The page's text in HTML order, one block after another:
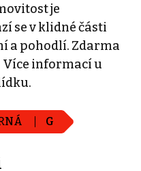
je
se v klidné části
a pohodlí. Zdarma
informací u
G